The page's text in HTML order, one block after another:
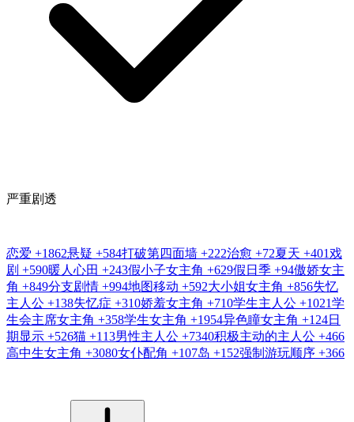
严重剧透
恋爱 +1862悬疑 +584打破第四面墙 +222治愈 +72夏天 +401 戏
剧 +590暖人心田 +243假小子女主角 +629假日季 +94傲娇女主
角 +849分支剧情 +994地图移动 +592大小姐女主角 +856失忆
主人公 +138失忆症 +310娇羞女主角 +710学生主人公 +1021学
生会主席女主角 +358学生女主角 +1954异色瞳女主角 +124日
期显示 +526猫 +113男性主人公 +7340积极主动的主人公 +466
高中生女主角 +3080女仆配角 +107岛 +152强制游玩顺序 +366